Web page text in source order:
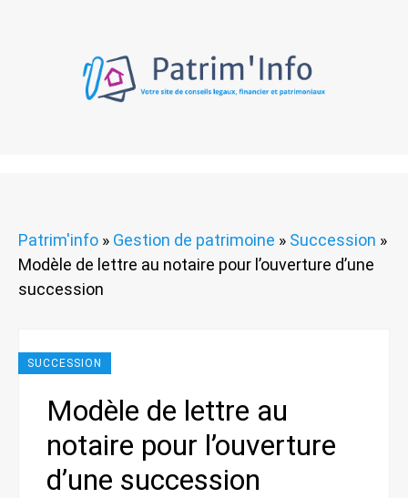
Patrim'info » Gestion de patrimoine » Succession »
Modèle de lettre au notaire pour l’ouverture d’une
succession
SUCCESSION
Modèle de lettre au
notaire pour l’ouverture
d’une succession